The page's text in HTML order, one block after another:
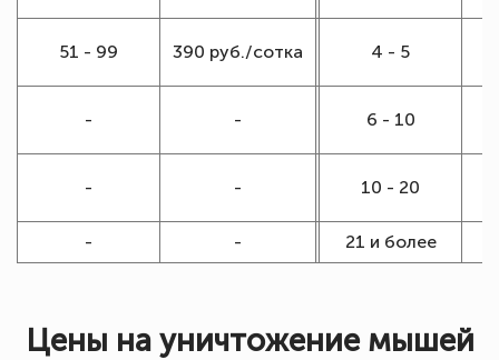
51 - 99 390 руб./сотка 4 - 5
- - 6 - 10
- - 10 - 20
- - 21 и более
Цены на уничтожение мышей